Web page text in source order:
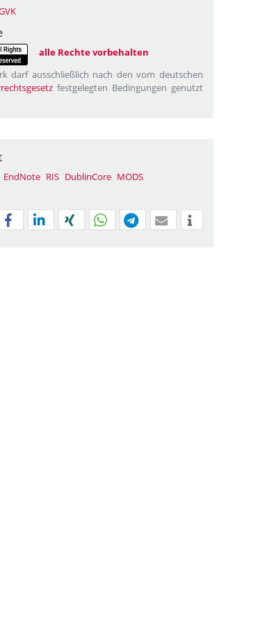
alle Rechte vorbehalten
darf ausschließlich nach den vom deutschen
festgelegten Bedingungen genutzt
EndNote RIS DublinCore MODS